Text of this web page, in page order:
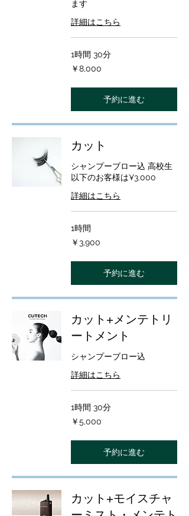
ます
詳細はこちら
1時間 30分
8,000
円
￥8,000
予約に進む
カット
シャンプーブロー込 高校生
以下のお客様は¥3.000
詳細はこちら
1時間
3,900
円
￥3,900
予約に進む
カット+メンテトリ
ートメント
シャンプーブロー込
詳細はこちら
1時間 30分
5,000
円
￥5,000
予約に進む
カット+モイスチャ